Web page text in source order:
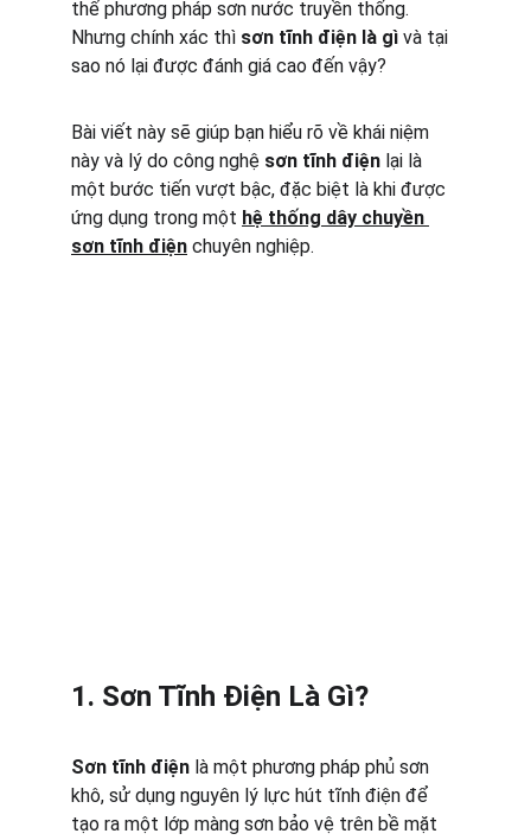
thế phương pháp sơn nước truyền thống.
Nhưng chính xác thì sơn tĩnh điện là gì và tại
sao nó lại được đánh giá cao đến vậy?
Bài viết này sẽ giúp bạn hiểu rõ về khái niệm
này và lý do công nghệ sơn tĩnh điện lại là
một bước tiến vượt bậc, đặc biệt là khi được
ứng dụng trong một hệ thống dây chuyền
sơn tĩnh điện chuyên nghiệp.
1. Sơn Tĩnh Điện Là Gì?
Sơn tĩnh điện là một phương pháp phủ sơn
khô, sử dụng nguyên lý lực hút tĩnh điện để
tạo ra một lớp màng sơn bảo vệ trên bề mặt